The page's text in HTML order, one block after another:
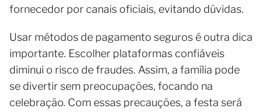
fornecedor por canais oficiais, evitando dúvidas.
Usar métodos de pagamento seguros é outra dica
importante. Escolher plataformas confiáveis
diminui o risco de fraudes. Assim, a família pode
se divertir sem preocupações, focando na
celebração. Com essas precauções, a festa será